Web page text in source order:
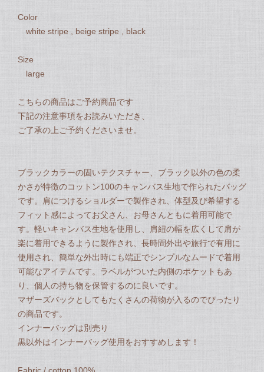
Color
white stripe , beige stripe , black
︎︎︎︎︎︎︎︎Size
large
こちらの商品はご予約商品です
下記の注意事項をお読みいただき、
ご了承の上ご予約くださいませ。
ブラックカラーの固いテクスチャー、ブラック以外の色の柔
かさが特徴のコットン100のキャンバス生地で作られたバッグ
です。肩につけるショルダーで製作され、体型及び希望する
フィット感によってお父さん、お母さんともに着用可能で
す。軽いキャンバス生地を使用し、肩紐の幅を広くして肩が
楽に着用できるように製作され、長時間外出や旅行で有用に
使用され、簡単な外出時にも端正でシンプルなムードで着用
可能なアイテムです。ラベルがついた内側のポケットもあ
り、個人の持ち物を保管するのに良いです。
マザーズバックとしてもたくさんの荷物が入るのでぴったり
の商品です。
インナーバッグは別売り
黒以外はインナーバッグ使用をおすすめします！
Fabric / cotton 100%